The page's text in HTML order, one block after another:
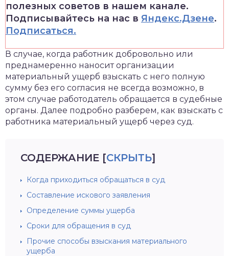
полезных советов в нашем канале.
Подписывайтесь на нас в Яндекс.Дзене.
Подписаться.
В случае, когда работник добровольно или
преднамеренно наносит организации
материальный ущерб взыскать с него полную
сумму без его согласия не всегда возможно, в
этом случае работодатель обращается в судебные
органы. Далее подробно разберем, как взыскать с
работника материальный ущерб через суд.
СОДЕРЖАНИЕ [СКРЫТЬ]
Когда приходиться обращаться в суд
Составление искового заявления
Определение суммы ущерба
Сроки для обращения в суд
Прочие способы взыскания материального
ущерба